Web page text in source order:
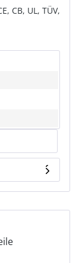
CB, UL, TÜV,